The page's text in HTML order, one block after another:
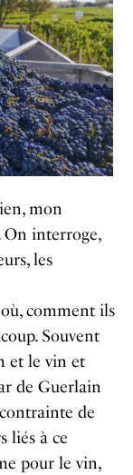
mon
On interroge,
les
comment ils
Souvent
et le vin et
de Guerlain
de
liés à ce
pour le vin,